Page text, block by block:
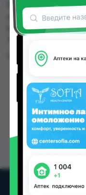
EPAM 900 -
или заказать в
60.00 TJS в
Цена: от60.00 TJS